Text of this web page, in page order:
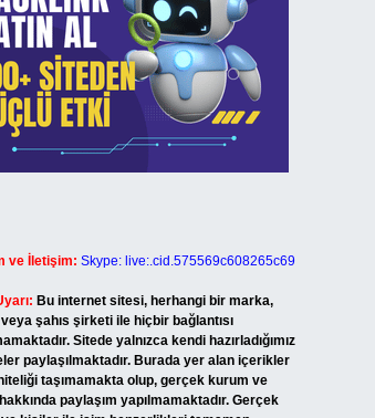
ve İletişim: Skype: live:.cid.575569c608265c69
Bu internet sitesi, herhangi bir marka,
şahıs şirketi ile hiçbir bağlantısı
Sitede yalnızca kendi hazırladığımız
paylaşılmaktadır. Burada yer alan içerikler
taşımamakta olup, gerçek kurum ve
paylaşım yapılmamaktadır. Gerçek